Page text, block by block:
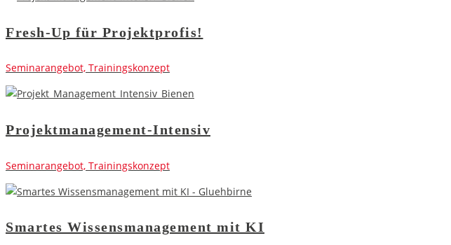
Fresh-Up für Projektprofis!
Seminarangebot, Trainingskonzept
Projektmanagement-Intensiv
Seminarangebot, Trainingskonzept
Smartes Wissensmanagement mit KI